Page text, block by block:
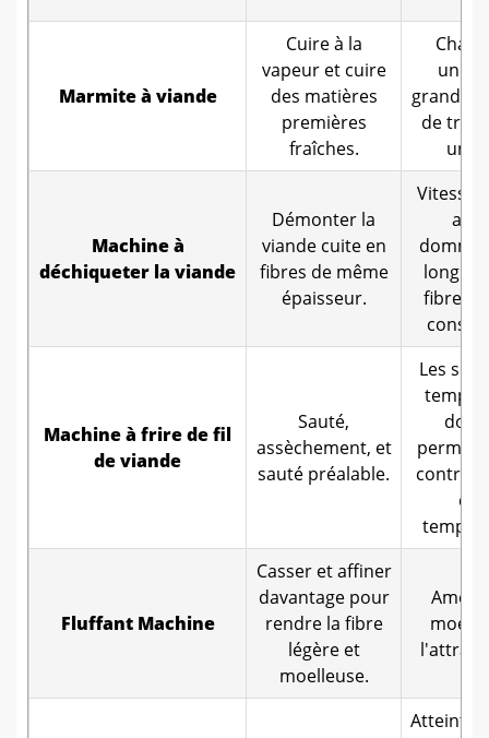
Marmite à viande
Cuire à la
vapeur et cuire
des matières
premières
fraîches.
grande
de
Machine à
déchiqueter la viande
Démonter la
viande cuite en
fibres de même
épaisseur.
Vitesse
fibres,
Machine à frire de fil
de viande
Sauté,
assèchement, et
sauté préalable.
Les
de
Fluffant Machine
Casser et affiner
davantage pour
rendre la fibre
légère et
moelleuse.
l'attrait
Atteint